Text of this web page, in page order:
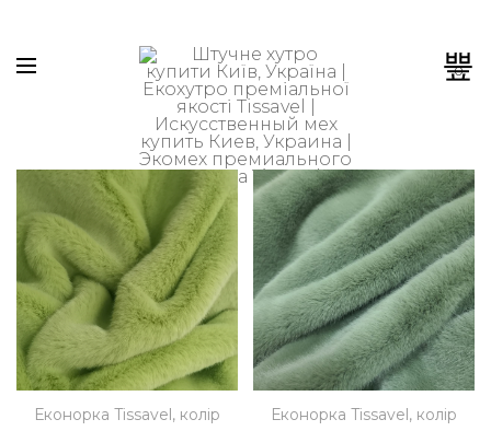
0
Еконорка Tissavel, колір
Еконорка Tissavel, колір